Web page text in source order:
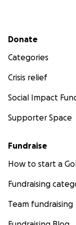
Secondary menu
Donate
Categories
Crisis relief
Social Impact
Supporter Space
Fundraise
How to start a
Fundraising
Team fundraising